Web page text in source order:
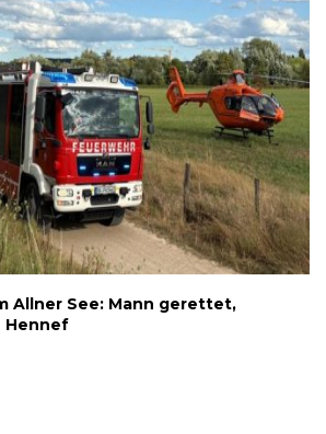
Allner See: Mann gerettet,
Hennef